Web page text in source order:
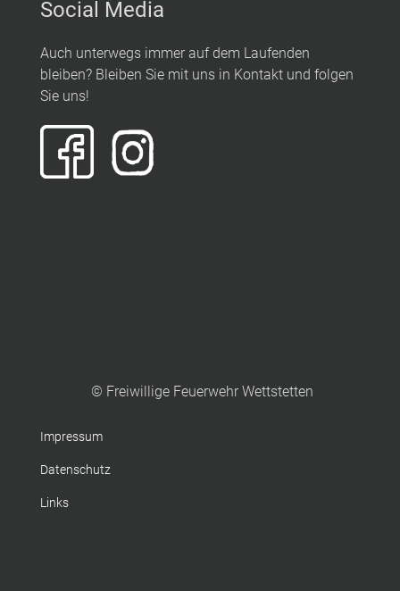
Social Media
Auch unterwegs immer auf dem Laufenden
bleiben? Bleiben Sie mit uns in Kontakt und folgen
Sie uns!
© Freiwillige Feuerwehr Wettstetten
Impressum
Datenschutz
Links